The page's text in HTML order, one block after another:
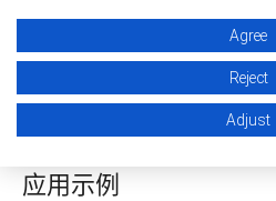
适用于汽车BMS的二次监
系统安全性
(*1) BMS=“电池管理系统”(Battery
应用示例
Agree
Reject
Adjust